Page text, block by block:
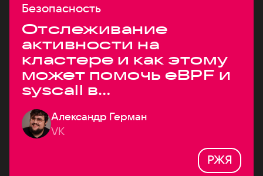
Безопасность
Отслеживание
активности на
кластере и как этому
может помочь eBPF и
syscall в
высоконагруженных
системах
Александр Герман
VK
РЖЯ